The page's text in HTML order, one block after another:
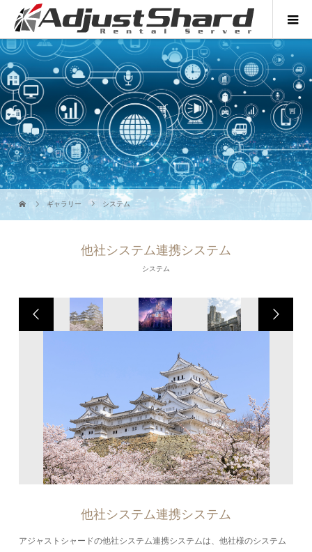
ギャラリー システム
他社システム連携システム
システム
他社システム連携システム
アジャストシャードの他社システム連携システムは、他社様のシステム